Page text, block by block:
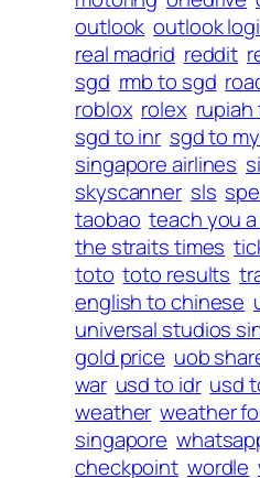
outlook outlook
real madrid reddit
sgd rmb to sgd
roblox rolex rupiah
sgd to inr sgd to
singapore airlines
skyscanner sls
taobao teach you
the straits times
toto toto results
english to chinese
universal studios
gold price uob
war usd to idr usd
weather weather
singapore
checkpoint wordle